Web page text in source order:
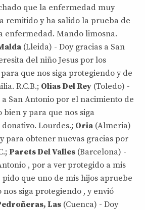
que la enfermedad muy
remitido y ha salido la prueba de
enfermedad. Mando limosna.
(Lleida) - Doy gracias a San
del niño Jesus por los
que nos siga protegiendo y de
R.C.B.; Olias Del Rey (Toledo) -
San Antonio por el nacimiento de
y para que nos siga
Lourdes.; Oria (Almeria)
para obtener nuevas gracias por
Parets Del Valles (Barcelona) -
, por a ver protegido a mis
pido que uno de mis hijos apruebe
nos siga protegiendo , y envió
Las (Cuenca) - Doy